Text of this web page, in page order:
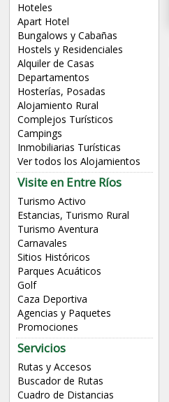
Hoteles
Apart Hotel
Bungalows y Cabañas
Hostels y Residenciales
Alquiler de Casas
Departamentos
Hosterías, Posadas
Alojamiento Rural
Complejos Turísticos
Campings
Inmobiliarias Turísticas
Ver todos los Alojamientos
Visite en Entre Ríos
Turismo Activo
Estancias, Turismo Rural
Turismo Aventura
Carnavales
Sitios Históricos
Parques Acuáticos
Golf
Caza Deportiva
Agencias y Paquetes
Promociones
Servicios
Rutas y Accesos
Buscador de Rutas
Cuadro de Distancias